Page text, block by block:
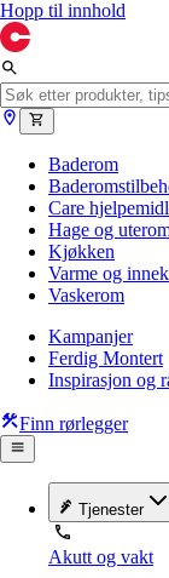
Hopp til innhold
Baderom
Care
Hage og
Kjøkken
Varme og
Vaskerom
Kampanjer
Ferdig Montert
Inspirasjon og
Finn rørlegger
Tjenester
Akutt og vakt